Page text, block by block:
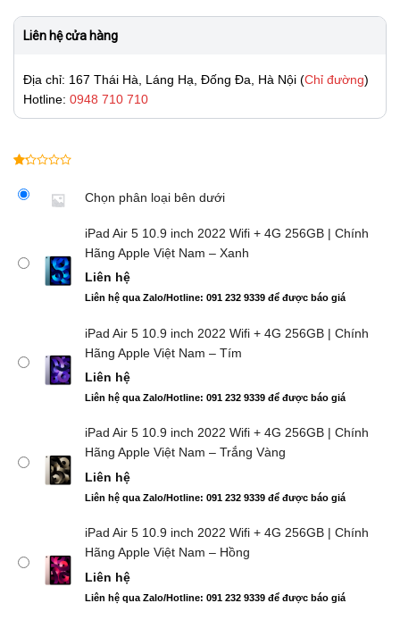
Liên hệ cửa hàng
Địa chỉ: 167 Thái Hà, Láng Hạ, Đống Đa, Hà Nội (Chỉ đường)
Hotline: 0948 710 710
trên
giá
Chọn phân loại bên dưới
iPad Air 5 10.9 inch 2022 Wifi + 4G 256GB | Chính
Hãng Apple Việt Nam – Xanh
Liên hệ
Liên hệ qua Zalo/Hotline: 091 232 9339 để được báo giá
iPad Air 5 10.9 inch 2022 Wifi + 4G 256GB | Chính
Hãng Apple Việt Nam – Tím
Liên hệ
Liên hệ qua Zalo/Hotline: 091 232 9339 để được báo giá
iPad Air 5 10.9 inch 2022 Wifi + 4G 256GB | Chính
Hãng Apple Việt Nam – Trắng Vàng
Liên hệ
Liên hệ qua Zalo/Hotline: 091 232 9339 để được báo giá
iPad Air 5 10.9 inch 2022 Wifi + 4G 256GB | Chính
Hãng Apple Việt Nam – Hồng
Liên hệ
Liên hệ qua Zalo/Hotline: 091 232 9339 để được báo giá